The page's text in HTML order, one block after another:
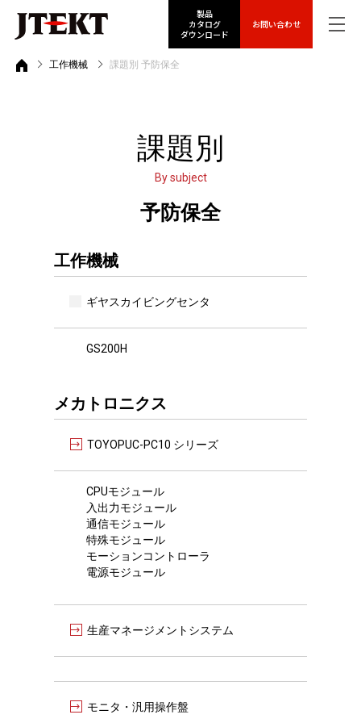
製品
カタログ
ダウンロード
お問い合わせ
工作機械 課題別 予防保全
課題別
By subject
予防保全
工作機械
ギヤスカイビングセンタ
GS200H
メカトロニクス
TOYOPUC-PC10 シリーズ
CPUモジュール
入出力モジュール
通信モジュール
特殊モジュール
モーションコントローラ
電源モジュール
生産マネージメントシステム
モニタ・汎用操作盤